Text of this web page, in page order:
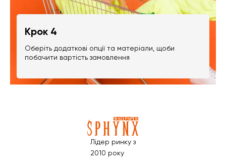
Крок 4
Оберіть додаткові опції та матеріали, щоби
побачити вартість замовлення
Лідер ринку з
2010 року